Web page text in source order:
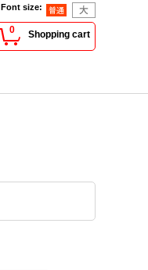
Font size:
0 Shopping cart